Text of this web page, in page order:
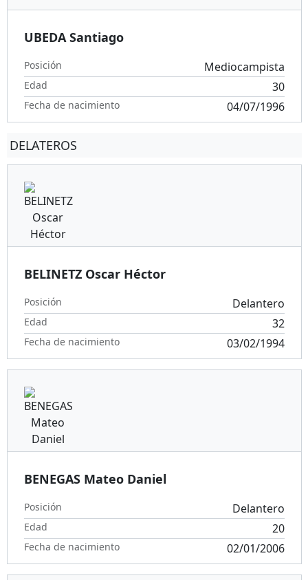
UBEDA Santiago
Posición Mediocampista
Edad 30
Fecha de nacimiento 04/07/1996
DELATEROS
BELINETZ Oscar Héctor
Posición Delantero
Edad 32
Fecha de nacimiento 03/02/1994
BENEGAS Mateo Daniel
Posición Delantero
Edad 20
Fecha de nacimiento 02/01/2006